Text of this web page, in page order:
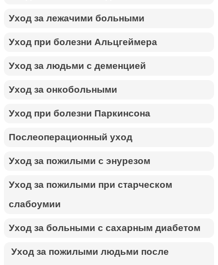
Уход за лежачими больными
Уход при болезни Альцгеймера
Уход за людьми с деменцией
Уход за онкобольными
Уход при болезни Паркинсона
Послеоперационный уход
Уход за пожилыми с энурезом
Уход за пожилыми при старческом
слабоумии
Уход за больными с сахарным диабетом
Уход за пожилыми людьми после